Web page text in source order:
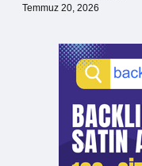
Temmuz 20, 2026